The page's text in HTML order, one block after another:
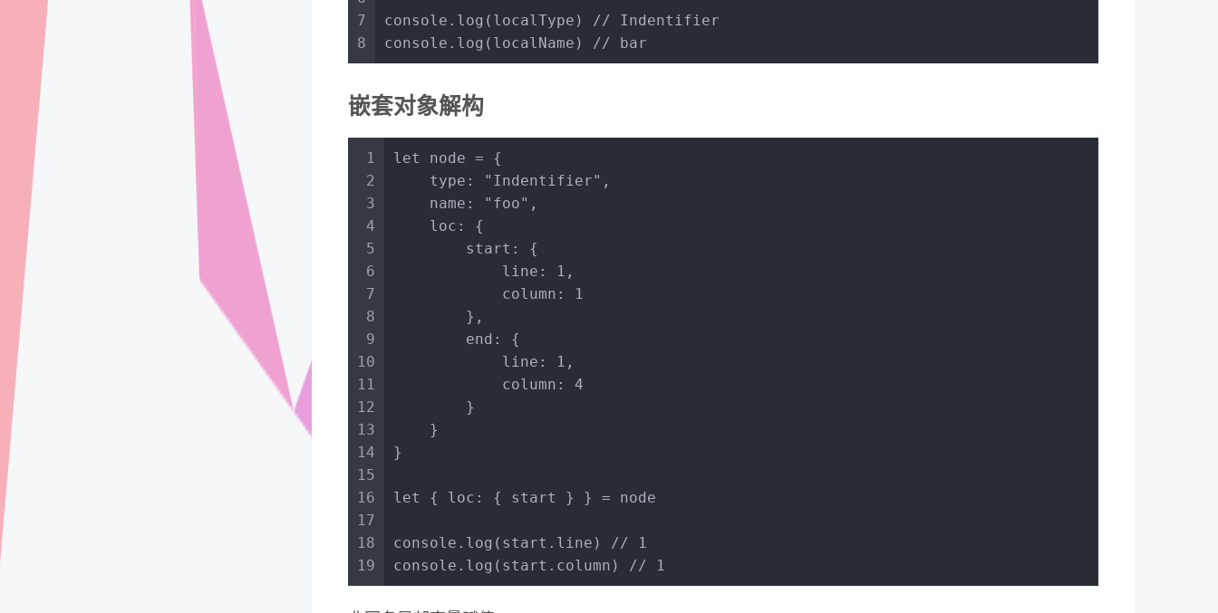
7
8
console . log (localType) // Indentifier
console . log (localName) // bar
嵌套对象解构
1
2
3
4
5
6
7
8
9
10
11
12
13
14
15
16
17
18
19
let
node = {
type : "Indentifier" ,
name : "foo" ,
loc : {
start : {
line : 1 ,
column :
1
        },
end : {
line : 1 ,
column : 4
        }
    }
}
let { loc : { start } } = node
console . log (start. line ) // 1
console . log (start. column ) // 1